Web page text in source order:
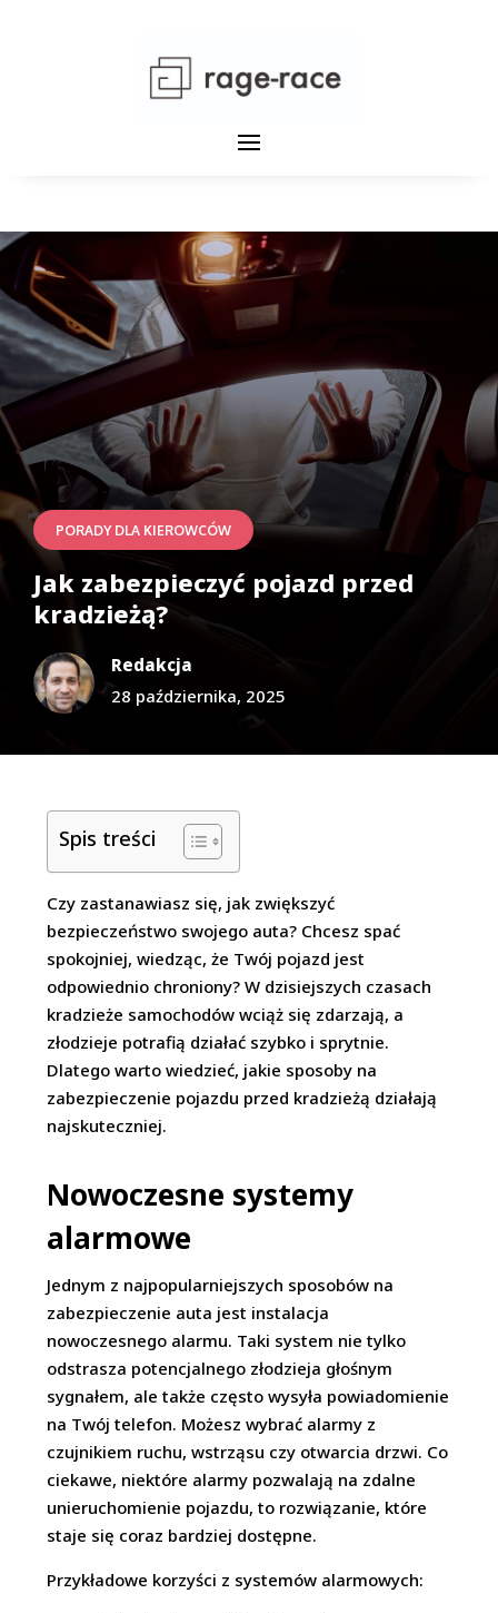
PORADY DLA KIEROWCÓW
Jak zabezpieczyć pojazd przed
kradzieżą?
Redakcja
28 października, 2025
Spis treści
Czy zastanawiasz się, jak zwiększyć
bezpieczeństwo swojego auta? Chcesz spać
spokojniej, wiedząc, że Twój pojazd jest
odpowiednio chroniony? W dzisiejszych czasach
kradzieże samochodów wciąż się zdarzają, a
złodzieje potrafią działać szybko i sprytnie.
Dlatego warto wiedzieć, jakie sposoby na
zabezpieczenie pojazdu przed kradzieżą działają
najskuteczniej.
Nowoczesne systemy
alarmowe
Jednym z najpopularniejszych sposobów na
zabezpieczenie auta jest instalacja
nowoczesnego alarmu. Taki system nie tylko
odstrasza potencjalnego złodzieja głośnym
sygnałem, ale także często wysyła powiadomienie
na Twój telefon. Możesz wybrać alarmy z
czujnikiem ruchu, wstrząsu czy otwarcia drzwi. Co
ciekawe, niektóre alarmy pozwalają na zdalne
unieruchomienie pojazdu, to rozwiązanie, które
staje się coraz bardziej dostępne.
Przykładowe korzyści z systemów alarmowych: